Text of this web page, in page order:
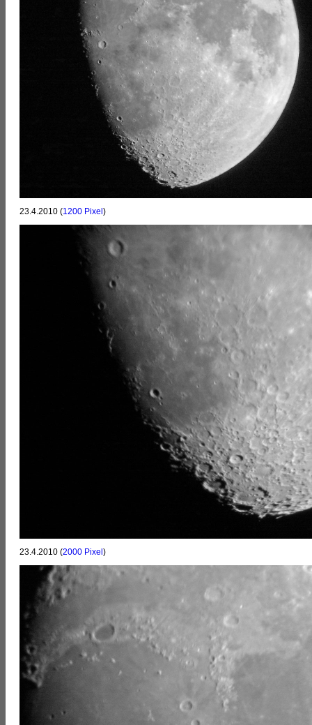
23.4.2010 (1200 Pixel )
23.4.2010 (2000 Pixel )